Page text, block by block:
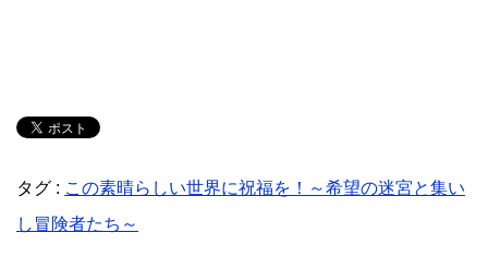
タグ : この素晴らしい世界に祝福を！～希望の迷宮と集い
し冒険者たち～